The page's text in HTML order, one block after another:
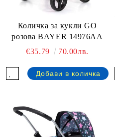
Количка за кукли GO
розова BAYER 14976AA
€35.79
70.00лв.